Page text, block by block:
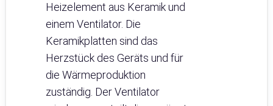
Heizelement aus Keramik und
einem Ventilator. Die
Keramikplatten sind das
Herzstück des Geräts und für
die Wärmeproduktion
zuständig. Der Ventilator